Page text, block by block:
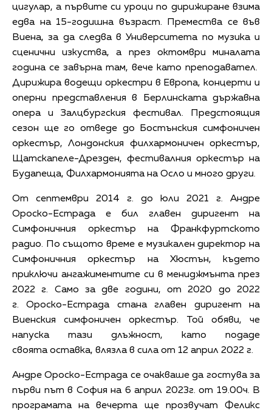
цигулар, а първите си уроци по дирижиране взима
едва на 15-годишна възраст. Премества се във
Виена, за да следва в Университета по музика и
сценични изкуства, а през октомври миналата
година се завърна там, вече като преподавател.
Дирижира водещи оркестри в Европа, концерти и
оперни представления в Берлинската държавна
опера и Залцбургския фестивал. Предстоящия
сезон ще го отведе до Бостънския симфоничен
оркестър, Лондонския филхармоничен оркестър,
Щатскапеле-Дрезден, фестивалния оркестър на
Будапеща, Филхармонията на Осло и много други.
От септември 2014 г. до юли 2021 г. Андре
Ороско-Естрада е бил главен диригент на
Симфоничния оркестър на Франкфуртското
радио. По същото време е музикален директор на
Симфоничния оркестър на Хюстън, където
приключи ангажиментите си в мениджмънта през
2022 г. Само за две години, от 2020 до 2022
г. Ороско-Естрада стана главен диригент на
Виенския симфоничен оркестър. Той обяви, че
напуска тази длъжност, като подаде
своята оставка, влязла в сила от 12 април 2022 г.
Андре Ороско-Естрада се очакваше да гостува за
първи път в София на 6 април 2023г. от 19.00ч. В
програмата на вечерта ще прозвучат Феликс